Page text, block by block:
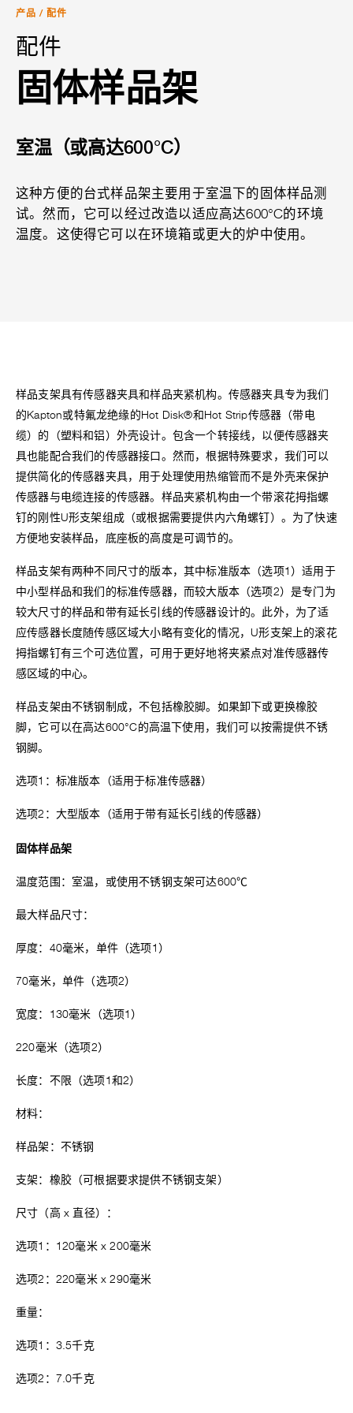
产品 / 配件
配件
固体样品架
室温（或高达600°C）
这种方便的台式样品架主要用于室温下的固体样品测
试。然而，它可以经过改造以适应高达600°C的环境
温度。这使得它可以在环境箱或更大的炉中使用。
样品支架具有传感器夹具和样品夹紧机构。传感器夹具专为我们
的Kapton或特氟龙绝缘的Hot Disk®和Hot Strip传感器（带电
缆）的（塑料和铝）外壳设计。包含一个转接线，以便传感器夹
具也能配合我们的传感器接口。然而，根据特殊要求，我们可以
提供简化的传感器夹具，用于处理使用热缩管而不是外壳来保护
传感器与电缆连接的传感器。样品夹紧机构由一个带滚花拇指螺
钉的刚性U形支架组成（或根据需要提供内六角螺钉）。为了快速
方便地安装样品，底座板的高度是可调节的。
样品支架有两种不同尺寸的版本，其中标准版本（选项1）适用于
中小型样品和我们的标准传感器，而较大版本（选项2）是专门为
较大尺寸的样品和带有延长引线的传感器设计的。此外，为了适
应传感器长度随传感区域大小略有变化的情况，U形支架上的滚花
拇指螺钉有三个可选位置，可用于更好地将夹紧点对准传感器传
感区域的中心。
样品支架由不锈钢制成，不包括橡胶脚。如果卸下或更换橡胶
脚，它可以在高达600°C的高温下使用，我们可以按需提供不锈
钢脚。
选项1：标准版本（适用于标准传感器）
选项2：大型版本（适用于带有延长引线的传感器）
固体样品架
温度范围：室温，或使用不锈钢支架可达600℃
最大样品尺寸：
厚度：40毫米，单件（选项1）
70毫米，单件（选项2）
宽度：130毫米（选项1）
220毫米（选项2）
长度：不限（选项1和2）
材料：
样品架：不锈钢
支架：橡胶（可根据要求提供不锈钢支架）
尺寸（高 x 直径）：
选项1：120毫米 x 200毫米
选项2：220毫米 x 290毫米
重量：
选项1：3.5千克
选项2：7.0千克